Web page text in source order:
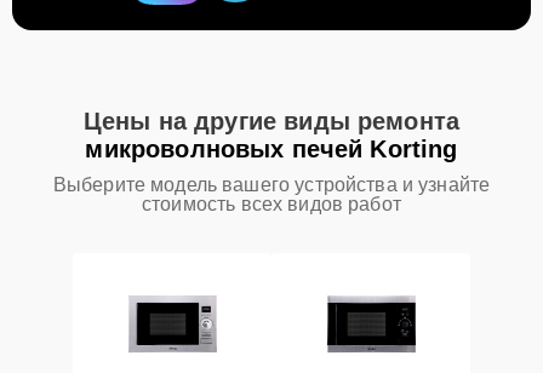
Цены на другие виды ремонта
микроволновых печей Korting
Выберите модель вашего устройства и узнайте
стоимость всех видов работ